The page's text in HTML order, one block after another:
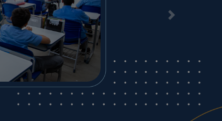
Next